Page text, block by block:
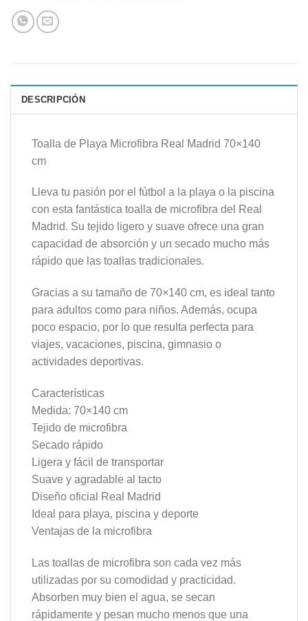
DESCRIPCIÓN
Toalla de Playa Microfibra Real Madrid 70×140
cm
Lleva tu pasión por el fútbol a la playa o la piscina
con esta fantástica toalla de microfibra del Real
Madrid. Su tejido ligero y suave ofrece una gran
capacidad de absorción y un secado mucho más
rápido que las toallas tradicionales.
Gracias a su tamaño de 70×140 cm, es ideal tanto
para adultos como para niños. Además, ocupa
poco espacio, por lo que resulta perfecta para
viajes, vacaciones, piscina, gimnasio o
actividades deportivas.
Características
Medida: 70×140 cm
Tejido de microfibra
Secado rápido
Ligera y fácil de transportar
Suave y agradable al tacto
Diseño oficial Real Madrid
Ideal para playa, piscina y deporte
Ventajas de la microfibra
Las toallas de microfibra son cada vez más
utilizadas por su comodidad y practicidad.
Absorben muy bien el agua, se secan
rápidamente y pesan mucho menos que una